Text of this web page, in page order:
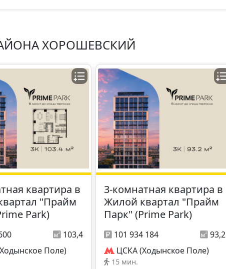
ХОРОШЕВСКИЙ
квартира в
"Прайм
Park)
103,4
Поле)
3-комнатная квартира в
Жилой квартал "Прайм
Парк" (Prime Park)
101 934 184
93,2
ЦСКА (Ходынское Поле)
15 мин.